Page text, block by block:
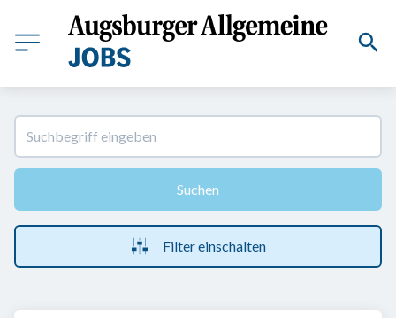
Suchen
Filter einschalten